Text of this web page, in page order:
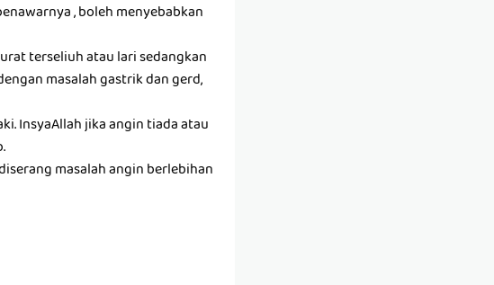
, boleh menyebabkan
terseliuh atau lari sedangkan
masalah gastrik dan gerd,
InsyaAllah jika angin tiada atau
masalah angin berlebihan